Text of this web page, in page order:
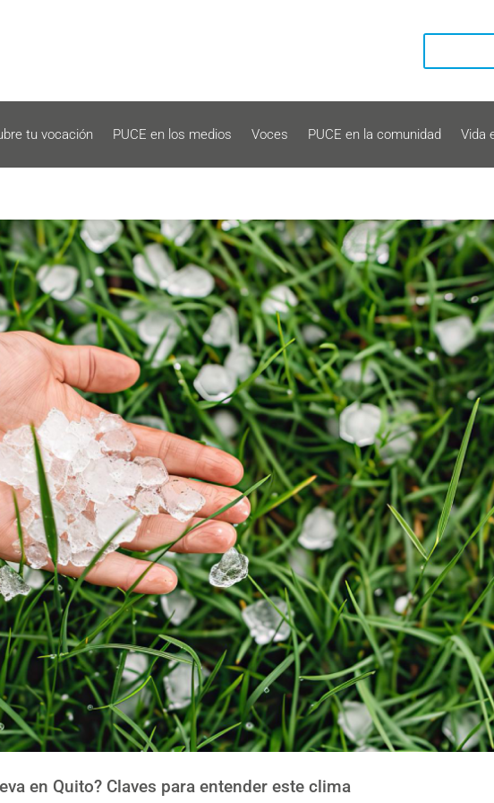
tu vocación PUCE en los medios Voces PUCE en la comunidad Vida
en Quito? Claves para entender este clima